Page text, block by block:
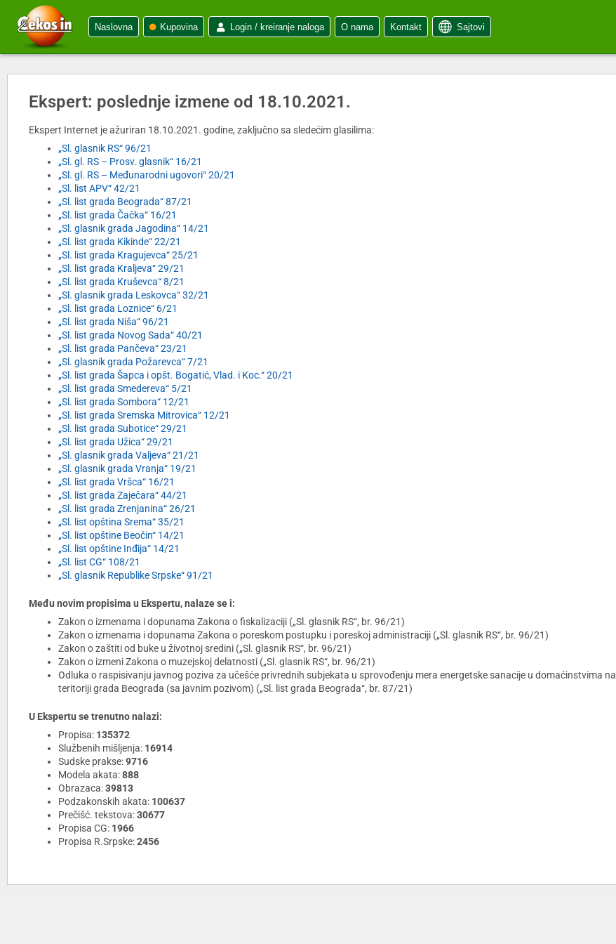
Naslovna Kupovina Login / kreiranje naloga O nama Kontakt Sajtovi
Ekspert: poslednje izmene od 18.10.2021.
Ekspert Internet je ažuriran 18.10.2021. godine, zaključno sa sledećim glasilima:
„Sl. glasnik RS“ 96/21
„Sl. gl. RS – Prosv. glasnik“ 16/21
„Sl. gl. RS – Međunarodni ugovori“ 20/21
„Sl. list APV“ 42/21
„Sl. list grada Beograda“ 87/21
„Sl. list grada Čačka“ 16/21
„Sl. glasnik grada Jagodina“ 14/21
„Sl. list grada Kikinde“ 22/21
„Sl. list grada Kragujevca“ 25/21
„Sl. list grada Kraljeva“ 29/21
„Sl. list grada Kruševca“ 8/21
„Sl. glasnik grada Leskovca“ 32/21
„Sl. list grada Loznice“ 6/21
„Sl. list grada Niša“ 96/21
„Sl. list grada Novog Sada“ 40/21
„Sl. list grada Pančeva“ 23/21
„Sl. glasnik grada Požarevca“ 7/21
„Sl. list grada Šapca i opšt. Bogatić, Vlad. i Koc.“ 20/21
„Sl. list grada Smedereva“ 5/21
„Sl. list grada Sombora“ 12/21
„Sl. list grada Sremska Mitrovica“ 12/21
„Sl. list grada Subotice“ 29/21
„Sl. list grada Užica“ 29/21
„Sl. glasnik grada Valjeva“ 21/21
„Sl. glasnik grada Vranja“ 19/21
„Sl. list grada Vršca“ 16/21
„Sl. list grada Zaječara“ 44/21
„Sl. list grada Zrenjanina“ 26/21
„Sl. list opština Srema“ 35/21
„Sl. list opštine Beočin“ 14/21
„Sl. list opštine Inđija“ 14/21
„Sl. list CG“ 108/21
„Sl. glasnik Republike Srpske“ 91/21
Među novim propisima u Ekspertu, nalaze se i:
Zakon o izmenama i dopunama Zakona o fiskalizaciji („Sl. glasnik RS“, br. 96/21)
Zakon o izmenama i dopunama Zakona o poreskom postupku i poreskoj administraciji („Sl. glasnik RS“, br. 96/21)
Zakon o zaštiti od buke u životnoj sredini („Sl. glasnik RS“, br. 96/21)
Zakon o izmeni Zakona o muzejskoj delatnosti („Sl. glasnik RS“, br. 96/21)
Odluka o raspisivanju javnog poziva za učešće privrednih subjekata u sprovođenju mera energetske sanacije u domaćinstvima na
teritoriji grada Beograda (sa javnim pozivom) („Sl. list grada Beograda“, br. 87/21)
U Ekspertu se trenutno nalazi:
Propisa: 135372
Službenih mišljenja: 16914
Sudske prakse:9716
Modela akata:888
Obrazaca:39813
Podzakonskih akata: 100637
Prečišć. tekstova:30677
Propisa CG: 1966
Propisa R.Srpske:2456